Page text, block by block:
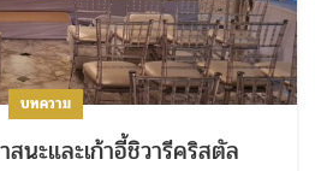
บทความ
นะและเก้าอี้ชิวารีคริสตัล